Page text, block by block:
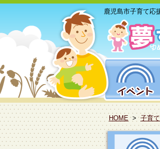
鹿児島市子育て応
HOME > 子育